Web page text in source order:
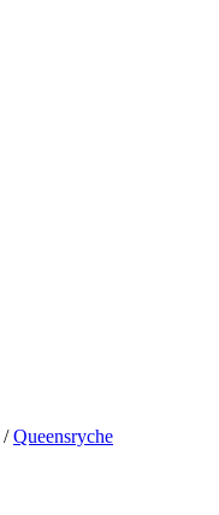
/Queensryche